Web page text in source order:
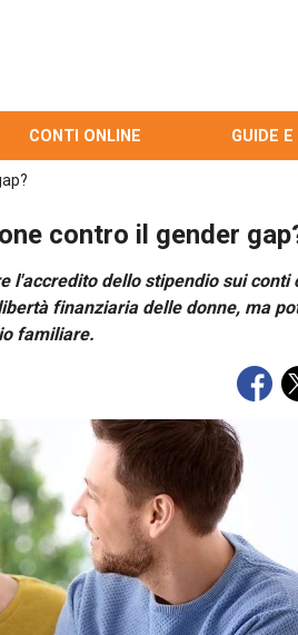
CONTI ONLINE GUIDE
contro il gender
l'accredito dello stipendio sui conti
finanziaria delle donne, ma
familiare.